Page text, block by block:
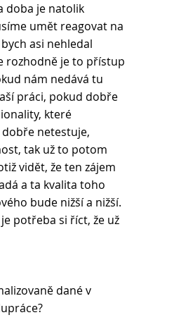
doba je natolik
umět reagovat na
asi nehledal
rozhodně je to přístup
nám nedává tu
práci, pokud dobře
které
netestuje,
tak už to potom
vidět, že ten zájem
a ta kvalita toho
bude nižší a nižší.
potřeba si říct, že už
dané v